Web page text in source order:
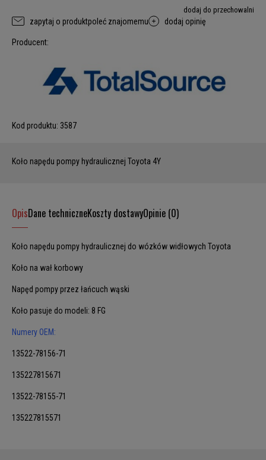
dodaj do przechowalni
zapytaj o produktpoleć znajomemu dodaj opinię
Producent:
Kod produktu: 3587
Koło napędu pompy hydraulicznej Toyota 4Y
OpisDane techniczneKoszty dostawyOpinie (0)
Koło napędu pompy hydraulicznej do wózków widłowych Toyota
Koło na wał korbowy
Napęd pompy przez łańcuch wąski
Koło pasuje do modeli: 8 FG
Numery OEM:
13522-78156-71
135227815671
13522-78155-71
135227815571